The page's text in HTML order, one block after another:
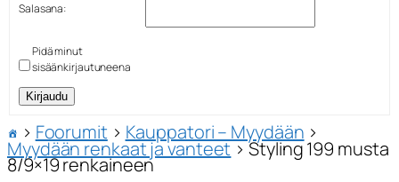
Salasana:
Pidä minut
sisäänkirjautuneena
Kirjaudu
› Foorumit › Kauppatori – Myydään ›
Myydään renkaat ja vanteet›Styling 199 musta
8/9×19 renkaineen